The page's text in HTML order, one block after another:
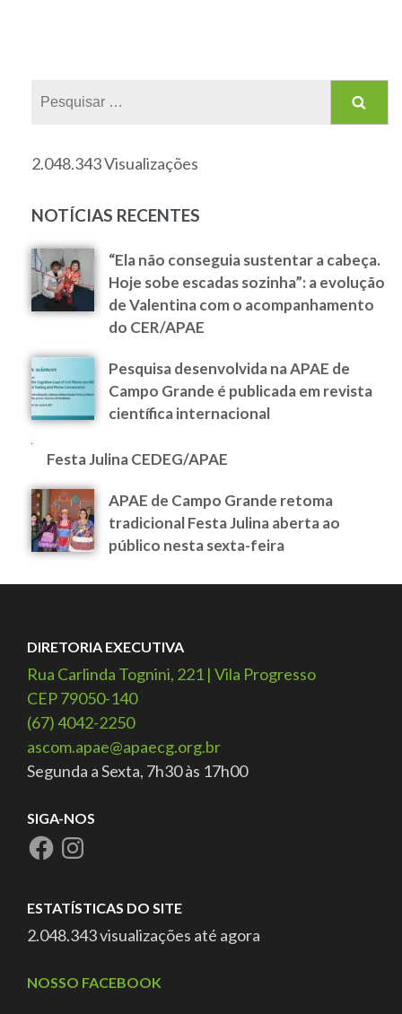
2.048.343 Visualizações
NOTÍCIAS RECENTES
“Ela não conseguia sustentar a cabeça.
Hoje sobe escadas sozinha”: a evolução
de Valentina com o acompanhamento
do CER/APAE
Pesquisa desenvolvida na APAE de
Campo Grande é publicada em revista
científica internacional
Festa Julina CEDEG/APAE
APAE de Campo Grande retoma
tradicional Festa Julina aberta ao
público nesta sexta-feira
DIRETORIA EXECUTIVA
Rua Carlinda Tognini, 221 | Vila Progresso
CEP 79050-140
(67) 4042-2250
ascom.apae@apaecg.org.br
Segunda a Sexta, 7h30 às 17h00
SIGA-NOS
ESTATÍSTICAS DO SITE
2.048.343 visualizações até agora
NOSSO FACEBOOK